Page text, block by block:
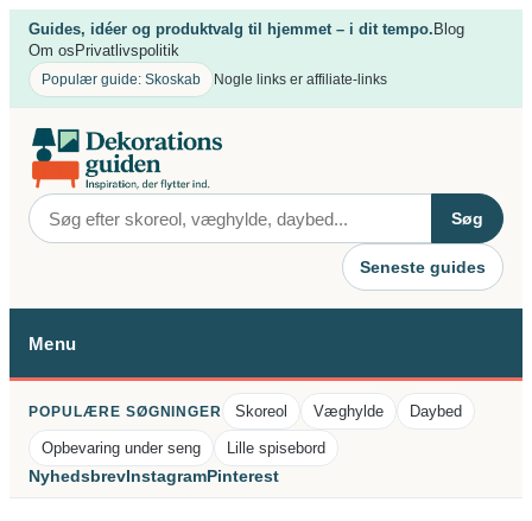
Spring
indhold
Guides, idéer og produktvalg til hjemmet – i dit tempo. Blog
Om os Privatlivspolitik
Populær guide: Skoskab Nogle links er affiliate-links
Søg
Seneste guides
Menu
POPULÆRE SØGNINGER Skoreol Væghylde Daybed
Opbevaring under seng Lille spisebord
NyhedsbrevInstagramPinterest